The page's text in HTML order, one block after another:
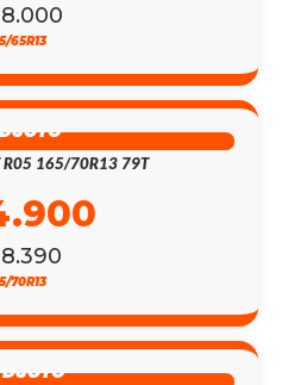
65R13
R05 165/70R13 79T
70R13
DSCTO